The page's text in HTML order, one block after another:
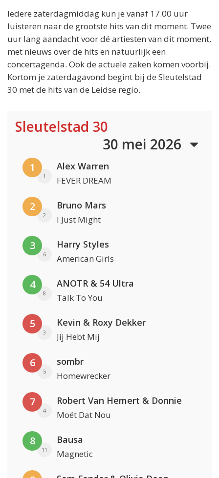
Iedere zaterdagmiddag kun je vanaf 17.00 uur
luisteren naar de grootste hits van dit moment. Twee
uur lang aandacht voor dé artiesten van dit moment,
met nieuws over de hits en natuurlijk een
concertagenda. Ook de actuele zaken komen voorbij.
Kortom je zaterdagavond begint bij de Sleutelstad
30 met de hits van de Leidse regio.
Sleutelstad 30
30 mei 2026
1
1
Alex Warren
FEVER DREAM
2
2
Bruno Mars
I Just Might
3
6
Harry Styles
American Girls
4
8
ANOTR & 54 Ultra
Talk To You
5
3
Kevin & Roxy Dekker
Jij Hebt Mij
6
5
sombr
Homewrecker
7
4
Robert Van Hemert & Donnie
Moët Dat Nou
8
11
Bausa
Magnetic